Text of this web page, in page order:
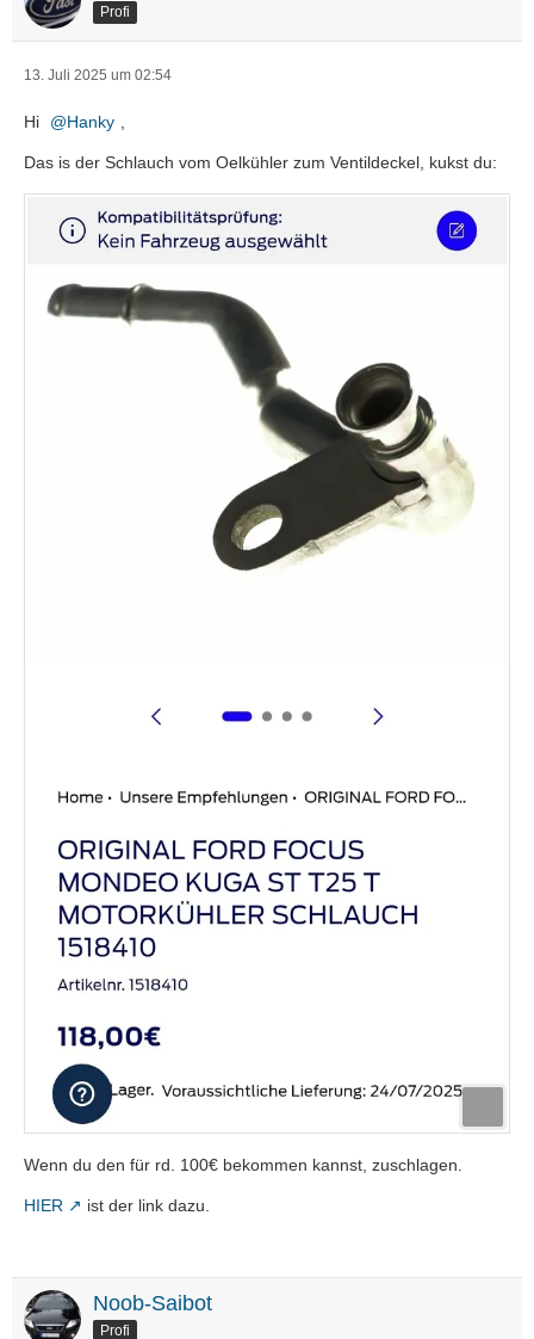
Profi
13. Juli 2025 um 02:54
Hi Hanky
Das is der Schlauch vom Oelkühler zum Ventildeckel, kukst du:
Wenn du den für rd. 100€ bekommen kannst, zuschlagen.
HIER ist der link dazu.
Noob-Saibot
Profi